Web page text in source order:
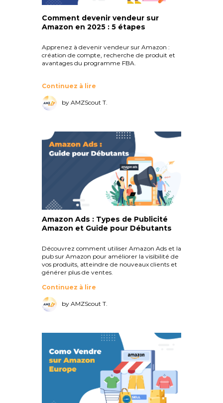
Comment devenir vendeur sur
Amazon en 2025 : 5 étapes
Apprenez à devenir vendeur sur Amazon :
création de compte, recherche de produit et
avantages du programme FBA.
by AMZScout T.
Continuez à lire
Amazon Ads : Types de Publicité
Amazon et Guide pour Débutants
Découvrez comment utiliser Amazon Ads et la
pub sur Amazon pour améliorer la visibilité de
vos produits, atteindre de nouveaux clients et
générer plus de ventes.
by AMZScout T.
Continuez à lire